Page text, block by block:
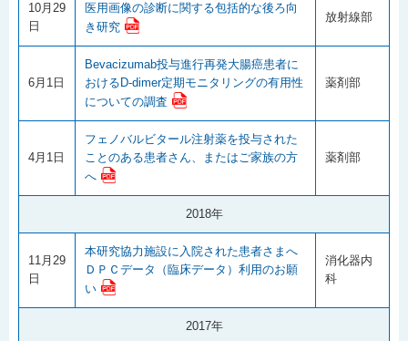
10月29
日
医用画像の診断に関する包括的な後ろ向
き研究
放射線部
6月1日
Bevacizumab投与進行再発大腸癌患者に
おけるD-dimer定期モニタリングの有用性
についての調査
薬剤部
4月1日
フェノバルビタール注射薬を投与された
ことのある患者さん、またはご家族の方
へ
薬剤部
2018年
11月29
日
本研究協力施設に入院された患者さまへ
ＤＰＣデータ（臨床データ）利用のお願
い
消化器内
科
2017年